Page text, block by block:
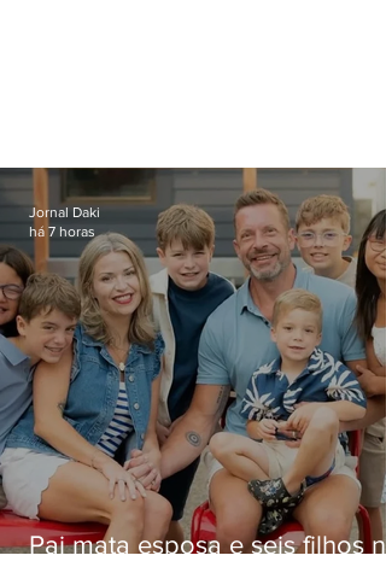
Pai mata esposa e seis filhos
Jornal Daki
há 7 horas